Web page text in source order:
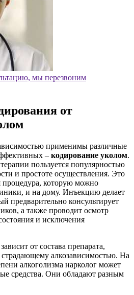
мы перезвоним
от
применимы различные
– кодирование уколом.
пользуется популярностью
и простоте осуществления. Это
процедура, которую можно
и на дому. Инъекцию делает
предварительно консультирует
а также проводит осмотр
и исключения
от состава препарата,
страдающему алкозависимостью. На
алкоголизма нарколог может
средства. Они обладают разным